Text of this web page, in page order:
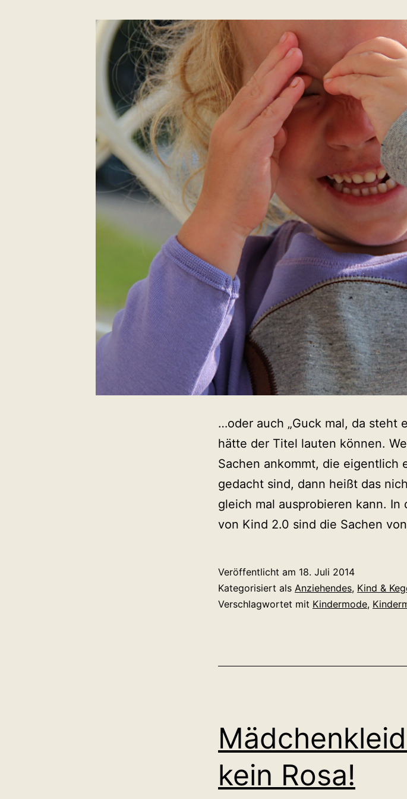
…oder auch „Guck mal, da steht
hätte der Titel lauten können.
Sachen ankommt, die eigentlich
gedacht sind, dann heißt das
gleich mal ausprobieren kann.
von Kind 2.0 sind die Sachen
Veröffentlicht am 18. Juli 2014
Kategorisiert als Anziehendes, Kind &
Verschlagwortet mit Kindermode,
kein Rosa!